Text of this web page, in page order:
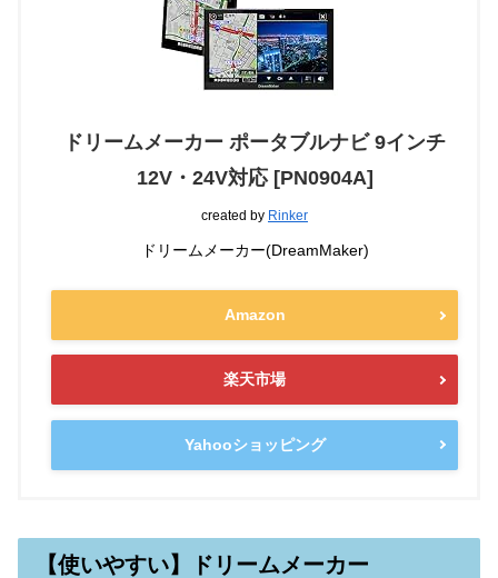
ドリームメーカー ポータブルナビ 9インチ
12V・24V対応 [PN0904A]
created by Rinker
ドリームメーカー(DreamMaker)
Amazon
楽天市場
Yahooショッピング
【使いやすい】ドリームメーカー